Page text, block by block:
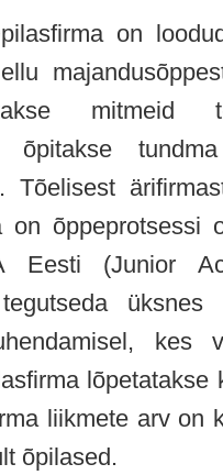
on
mitmeid
õpitakse tundma
Tõelisest
õppeprotsessi
Eesti (Junior
kes
lõpetatakse
liikmete arv on
õpilased.